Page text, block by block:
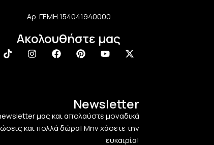
Αρ. ΓΕΜΗ 154041940000
Ακολουθήστε μας
Newsletter
μας και απολαύστε μοναδικά
και πολλά δώρα! Μην χάσετε την
ευκαιρία!